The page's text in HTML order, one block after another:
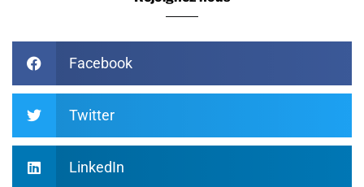
Facebook
Twitter
LinkedIn